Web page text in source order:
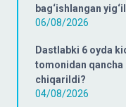
bag‘ishlangan
06/08/2026
Dastlabki 6 oyda
tomonidan
chiqarildi?
04/08/2026